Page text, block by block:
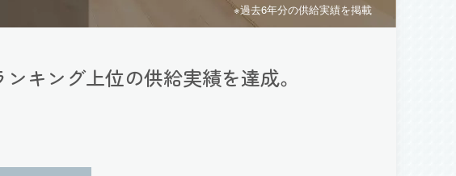
※過去6年分の供給実績を掲載
ンキング上位の供給実績を達成。